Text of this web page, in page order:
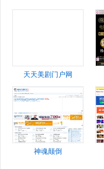
天天美剧门户网
神魂颠倒